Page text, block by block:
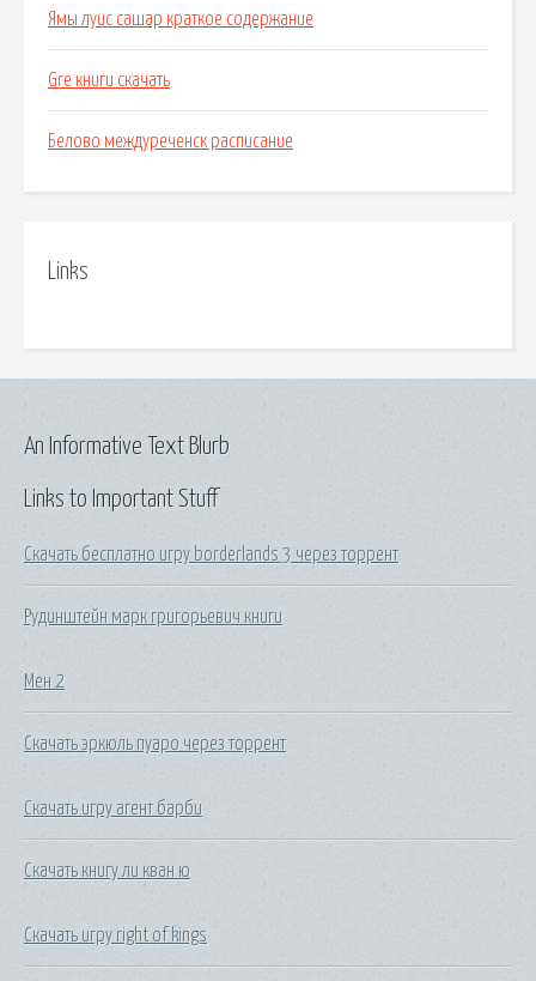
Ямы луис сашар краткое содержание
Gre книги скачать
Белово междуреченск расписание
Links
Links to Important Stuff
Скачать бесплатно игру borderlands 3 через торрент
Рудинштейн марк григорьевич книги
Мен 2
Скачать эркюль пуаро через торрент
Скачать игру агент барби
Скачать книгу ли кван ю
Скачать игру right of kings
An Informative Text Blurb